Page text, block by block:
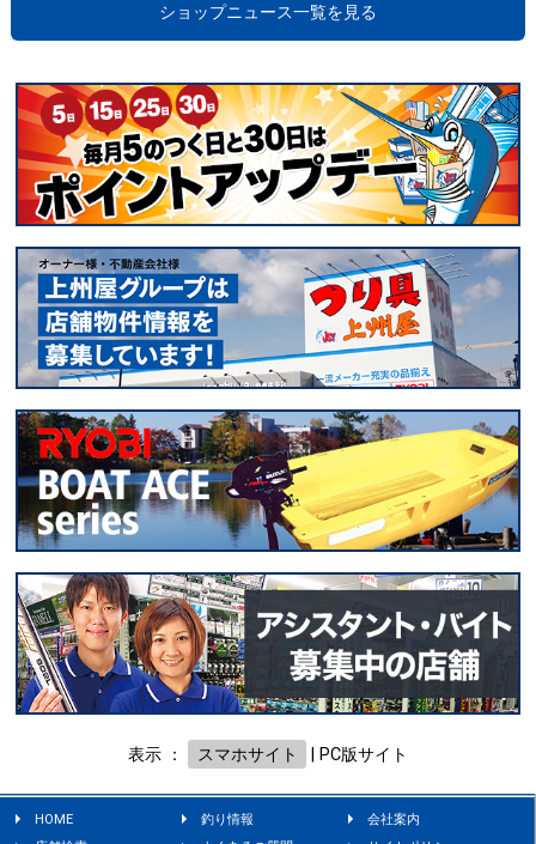
ショップニュース一覧を見る
表示 ： スマホサイト PC版サイト
HOME 釣り情報
会社案内